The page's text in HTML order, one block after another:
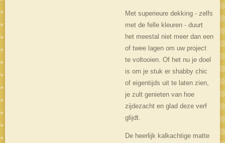
Met superieure dekking - zelfs
met de felle kleuren - duurt
het meestal niet meer dan een
of twee lagen om uw project
te voltooien. Of het nu je doel
is om je stuk er shabby chic
of eigentijds uit te laten zien,
je zult genieten van hoe
zijdezacht en glad deze verf
glijdt.
De heerlijk kalkachtige matte